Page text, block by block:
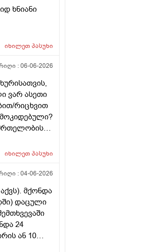
ხნიანი
იხილეთპასუხი
:06-06-2026
ვარ ასეთი
რიცხვით
იხილეთპასუხი
:04-06-2026
მქონდა
დაცული
24
ან 10